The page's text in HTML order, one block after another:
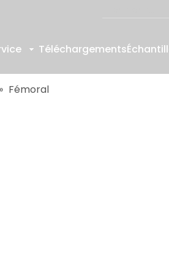
Téléchargements
» Fémoral